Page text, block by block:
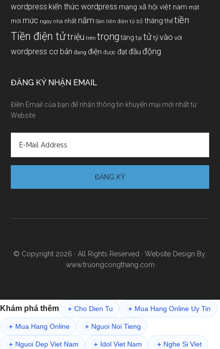
wordpress kiến thức wordpress mạng xã hội việt nam mật
mới mức ngay nhà nhất năm Sàn tiền điện tử số tháng thế tiền
Tiền điện tửtriệu trên trọng tăng tại tử tỷ vào với
wordpress cơ bản đang điện được đạtđầu động
ĐĂNG KÝ NHẬN EMAIL
Điền Email của bạn để nhận thông tin khuyến mại mới nhất từ
Website
© Copyright 2026 · All Rights Reserved · Website Design By:
www.truongcongthang.com
Khám phá thêm + Cho Dien Tu + Mua Hang Online Uy Tin
+ Mua Hang Online + Nguoi Noi Tieng
+ Nguoi Dep Viet Nam + Idol Viet Nam + Nghe Si Viet